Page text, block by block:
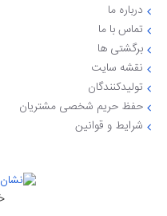
درباره ما
تماس با ما
برگشتی ها
نقشه سایت
تولیدکنندگان
حفظ حریم شخصی مشتریان
شرایط و قوانین